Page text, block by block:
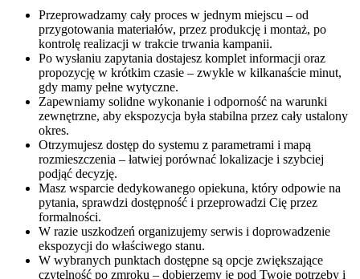
Przeprowadzamy cały proces w jednym miejscu – od
przygotowania materiałów, przez produkcję i montaż, po
kontrolę realizacji w trakcie trwania kampanii.
Po wysłaniu zapytania dostajesz komplet informacji oraz
propozycję w krótkim czasie – zwykle w kilkanaście minut,
gdy mamy pełne wytyczne.
Zapewniamy solidne wykonanie i odporność na warunki
zewnętrzne, aby ekspozycja była stabilna przez cały ustalony
okres.
Otrzymujesz dostęp do systemu z parametrami i mapą
rozmieszczenia – łatwiej porównać lokalizacje i szybciej
podjąć decyzję.
Masz wsparcie dedykowanego opiekuna, który odpowie na
pytania, sprawdzi dostępność i przeprowadzi Cię przez
formalności.
W razie uszkodzeń organizujemy serwis i doprowadzenie
ekspozycji do właściwego stanu.
W wybranych punktach dostępne są opcje zwiększające
czytelność po zmroku – dobierzemy je pod Twoje potrzeby i